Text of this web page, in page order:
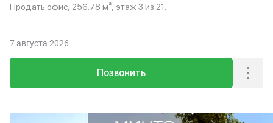
Продать офис, 256.78 м², этаж 3 из 21.
Позвонить
7 августа 2026